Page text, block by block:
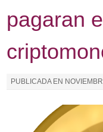
g
a
pagaran
PUBLICADA EN